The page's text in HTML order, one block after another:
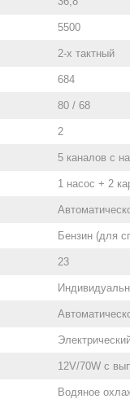
5500
2-х тактный
684
80 / 68
2
5 каналов с
1 насос + 2
Бензин (для
23
12V/70W с
Водяное